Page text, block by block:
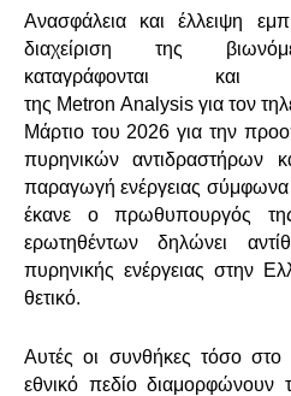
Ανασφάλεια και έλλειψη
διαχείριση της
καταγράφονται
της Metron Analysis για τον
Μάρτιο του 2026 για την
πυρηνικών αντιδραστήρων
παραγωγή ενέργειας σύμφωνα
έκανε ο πρωθυπουργός
ερωτηθέντων δηλώνει
πυρηνικής ενέργειας στην
θετικό.
Αυτές οι συνθήκες τόσο στο
εθνικό πεδίο διαμορφώνουν